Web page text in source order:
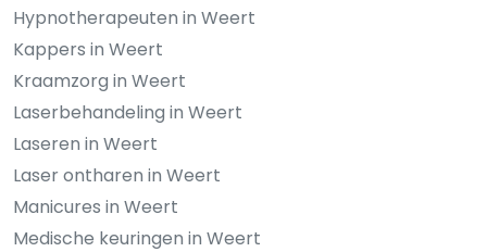
Hypnotherapeuten in Weert
Kappers in Weert
Kraamzorg in Weert
Laserbehandeling in Weert
Laseren in Weert
Laser ontharen in Weert
Manicures in Weert
Medische keuringen in Weert